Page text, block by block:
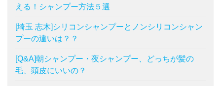
える！シャンプー方法５選
[埼玉 志木]シリコンシャンプーとノンシリコンシャン
プーの違いは？？
[Q&A]朝シャンプー・夜シャンプー、どっちが髪の
毛、頭皮にいいの？